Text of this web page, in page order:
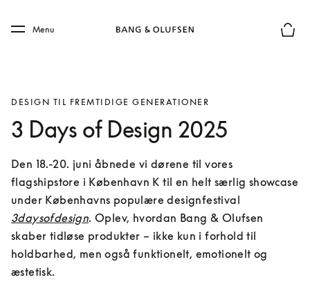
Skip to main footer
Menu
DESIGN TIL FREMTIDIGE GENERATIONER
3 Days of Design 2025
Den 18.-20. juni åbnede vi dørene til vores
flagshipstore i København K til en helt særlig showcase
3daysofdesign. Oplev, hvordan Bang & Olufsen
skaber tidløse produkter – ikke kun i forhold til
holdbarhed, men også funktionelt, emotionelt og
æstetisk.